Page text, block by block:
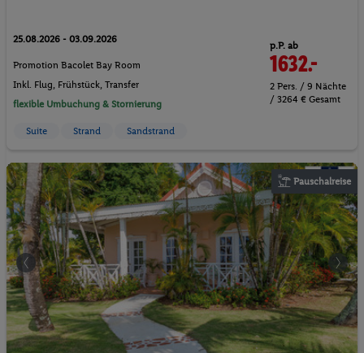
25.08.2026 - 03.09.2026
Promotion Bacolet Bay Room
Inkl. Flug, Frühstück, Transfer
flexible Umbuchung & Stornierung
p.P. ab
1632.-
2 Pers. / 9 Nächte
/ 3264 € Gesamt
Suite Strand Sandstrand
Pauschalreise